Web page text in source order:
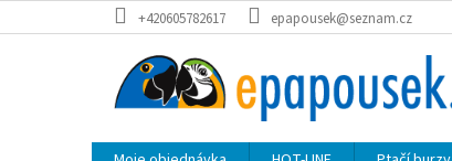
na
+420605782617 epapousek@seznam.cz